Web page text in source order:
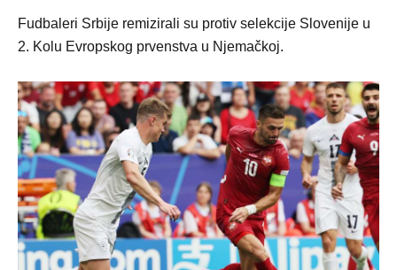
Fudbaleri Srbije remizirali su protiv selekcije Slovenije u
2. Kolu Evropskog prvenstva u Njemačkoj.